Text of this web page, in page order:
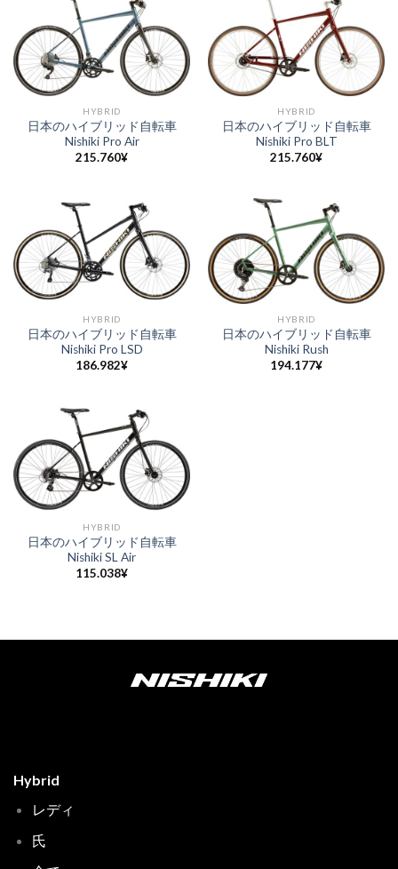
HYBRID
日本のハイブリッド自転車
Nishiki Pro Air
215.760¥
HYBRID
日本のハイブリッド自転車
Nishiki Pro BLT
215.760¥
HYBRID
日本のハイブリッド自転車
Nishiki Pro LSD
186.982¥
HYBRID
日本のハイブリッド自転車
Nishiki Rush
194.177¥
HYBRID
日本のハイブリッド自転車
Nishiki SL Air
115.038¥
Hybrid
レディ
氏